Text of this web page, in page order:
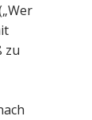
zu